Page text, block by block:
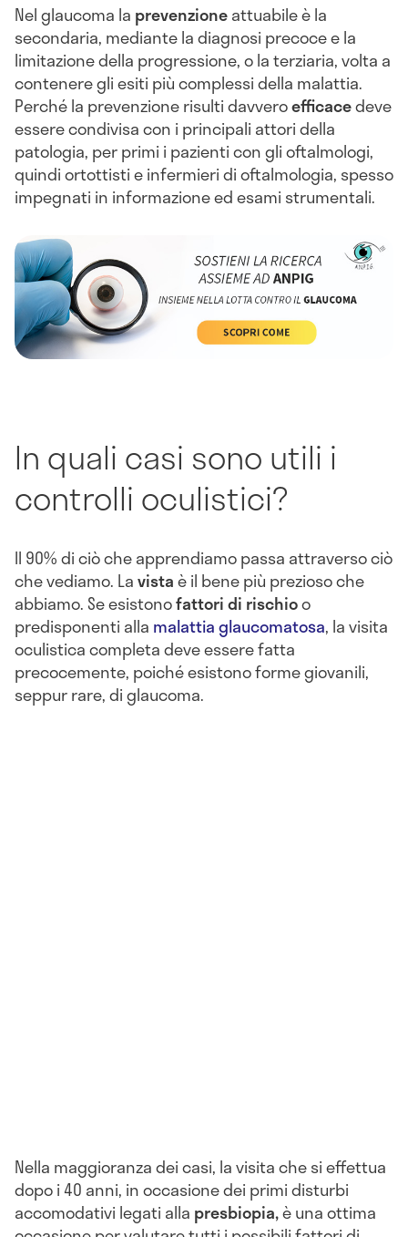
Nel glaucoma la prevenzioneattuabile è la
secondaria, mediante la diagnosi precoce e la
limitazione della progressione, o la terziaria, volta a
contenere gli esiti più complessi della malattia.
Perché la prevenzione risulti davveroefficacedeve
essere condivisa con i principali attori della
patologia, per primi i pazienti con gli oftalmologi,
quindi ortottisti e infermieri di oftalmologia, spesso
impegnati in informazione ed esami strumentali.
In quali casi sono utili i
controlli oculistici?
Il 90% di ciò che apprendiamo passa attraverso ciò
che vediamo. Lavistaè il bene più prezioso che
abbiamo. Se esistonofattori di rischioo
predisponenti alla malattia glaucomatosa, la visita
oculistica completa deve essere fatta
precocemente, poiché esistono forme giovanili,
seppur rare, di glaucoma.
Nella maggioranza dei casi, la visita che si effettua
dopo i 40 anni, in occasione dei primi disturbi
accomodativi legati alla presbiopia,è una ottima